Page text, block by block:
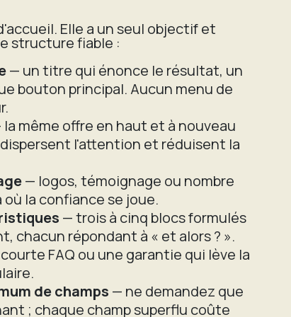
Elle a un seul objectif et
structure fiable :
— un titre qui énonce le résultat, un
bouton principal. Aucun menu de
la même offre en haut et à nouveau
l'attention et réduisent la
— logos, témoignage ou nombre
la confiance se joue.
— trois à cinq blocs formulés
chacun répondant à « et alors ? ».
FAQ ou une garantie qui lève la
de champs — ne demandez que
; chaque champ superflu coûte